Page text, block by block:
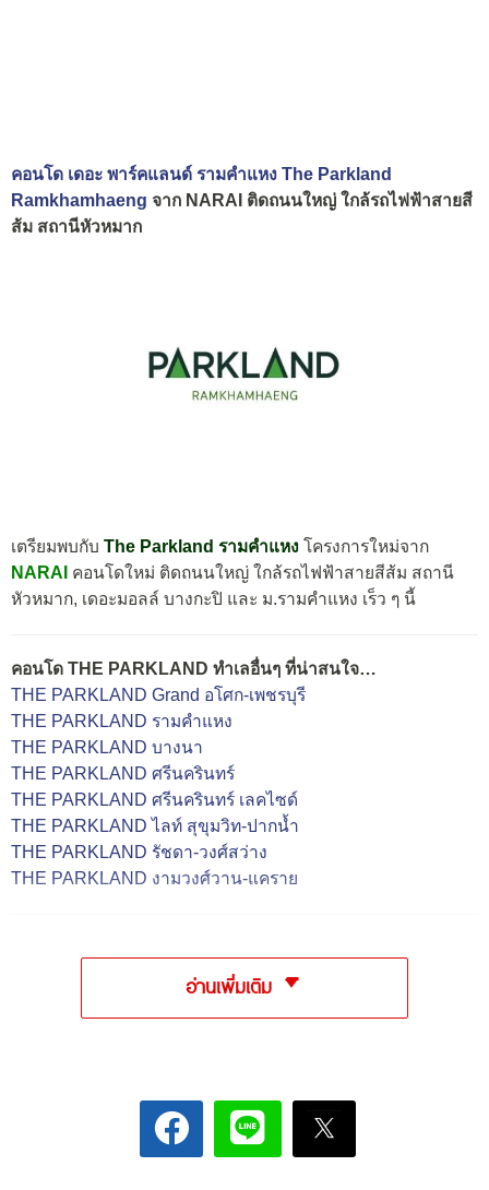
คอนโด เดอะ พาร์คแลนด์ รามคำแหง The Parkland
Ramkhamhaeng จาก NARAI ติดถนนใหญ่ ใกล้รถไฟฟ้าสายสี
ส้ม สถานีหัวหมาก
เตรียมพบกับ The Parkland รามคำแหง โครงการใหม่จาก
NARAI คอนโดใหม่ ติดถนนใหญ่ ใกล้รถไฟฟ้าสายสีส้ม สถานี
หัวหมาก, เดอะมอลล์ บางกะปิ และ ม.รามคำแหง เร็ว ๆ นี้
คอนโด THE PARKLAND ทำเลอื่นๆ ที่น่าสนใจ…
THE PARKLAND Grand อโศก-เพชรบุรี
THE PARKLAND รามคำแหง
THE PARKLAND บางนา
THE PARKLAND ศรีนครินทร์
THE PARKLAND ศรีนครินทร์ เลคไซด์
THE PARKLAND ไลท์ สุขุมวิท-ปากน้ำ
THE PARKLAND รัชดา-วงศ์สว่าง
THE PARKLAND งามวงศ์วาน-แคราย
อ่านเพิ่มเติม